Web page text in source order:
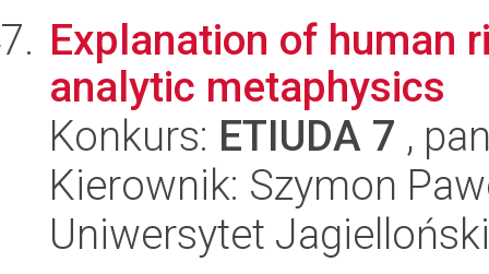
Explanation of human
analytic metaphysics
Konkurs: ETIUDA 7 ,
Kierownik: Szymon
Uniwersytet